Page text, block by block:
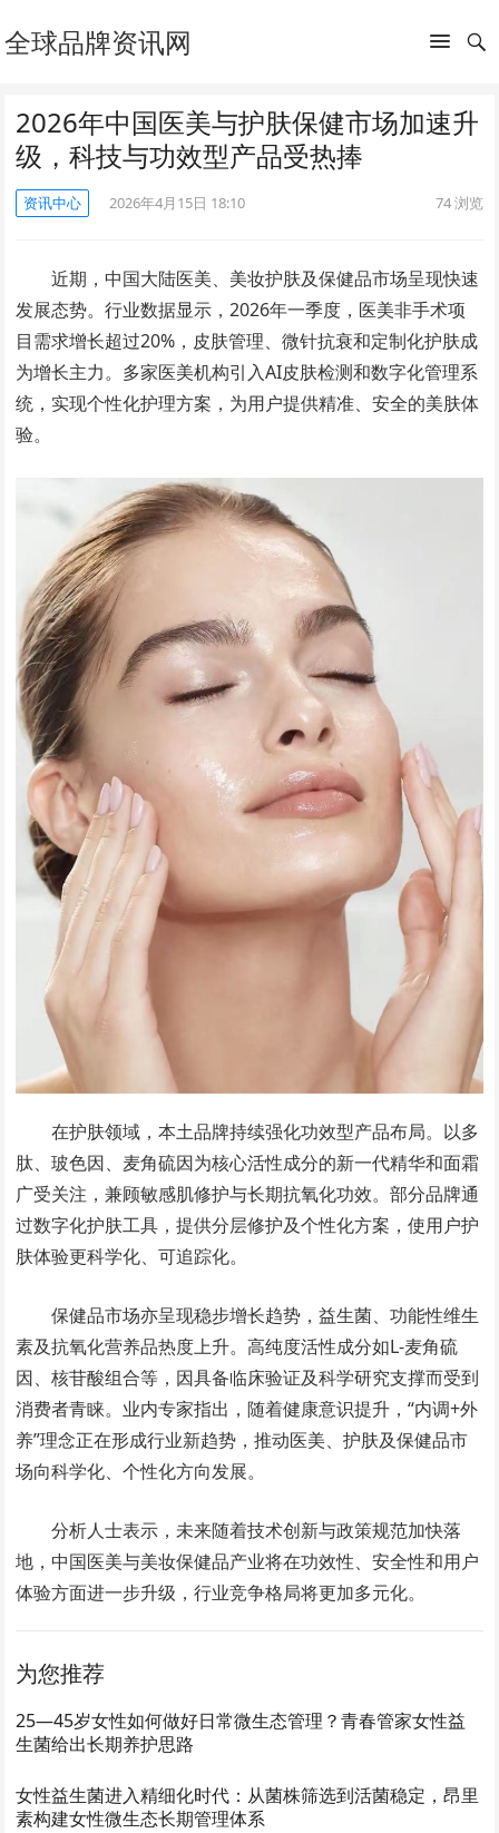
全球品牌资讯网
2026年中国医美与护肤保健市场加速升
级，科技与功效型产品受热捧
资讯中心 2026年4月15日 18:10 74浏览
近期，中国大陆医美、美妆护肤及保健品市场呈现快速
发展态势。行业数据显示，2026年一季度，医美非手术项
目需求增长超过20%，皮肤管理、微针抗衰和定制化护肤成
为增长主力。多家医美机构引入AI皮肤检测和数字化管理系
统，实现个性化护理方案，为用户提供精准、安全的美肤体
验。
在护肤领域，本土品牌持续强化功效型产品布局。以多
肽、玻色因、麦角硫因为核心活性成分的新一代精华和面霜
广受关注，兼顾敏感肌修护与长期抗氧化功效。部分品牌通
过数字化护肤工具，提供分层修护及个性化方案，使用户护
肤体验更科学化、可追踪化。
保健品市场亦呈现稳步增长趋势，益生菌、功能性维生
素及抗氧化营养品热度上升。高纯度活性成分如L-麦角硫
因、核苷酸组合等，因具备临床验证及科学研究支撑而受到
消费者青睐。业内专家指出，随着健康意识提升，“内调+外
养”理念正在形成行业新趋势，推动医美、护肤及保健品市
场向科学化、个性化方向发展。
分析人士表示，未来随着技术创新与政策规范加快落
地，中国医美与美妆保健品产业将在功效性、安全性和用户
体验方面进一步升级，行业竞争格局将更加多元化。
为您推荐
25—45岁女性如何做好日常微生态管理？青春管家女性益
生菌给出长期养护思路
女性益生菌进入精细化时代：从菌株筛选到活菌稳定，昂里
素构建女性微生态长期管理体系